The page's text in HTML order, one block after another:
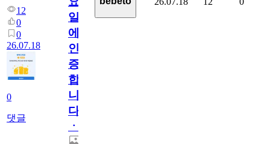
12
0
0
26.07.18
0
댓글
일
에
인
증
합
니
다
ㆍ